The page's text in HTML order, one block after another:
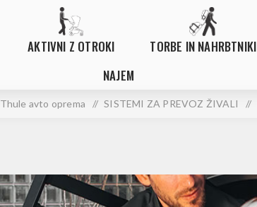
AKTIVNI Z OTROKI TORBE IN NAHRBTNIKI
NAJEM
Thule avto oprema / SISTEMI ZA PREVOZ ŽIVALI /